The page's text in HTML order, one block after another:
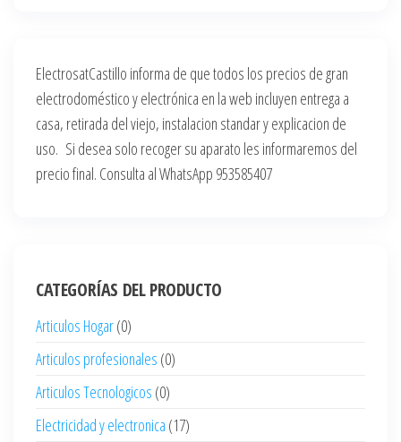
ElectrosatCastillo informa de que todos los precios de gran
electrodoméstico y electrónica en la web incluyen entrega a
casa, retirada del viejo, instalacion standar y explicacion de
uso. Si desea solo recoger su aparato les informaremos del
precio final. Consulta al WhatsApp 953585407
CATEGORÍAS DEL PRODUCTO
Articulos Hogar(0)
Articulos profesionales (0)
Articulos Tecnologicos (0)
Electricidad y electronica (17)